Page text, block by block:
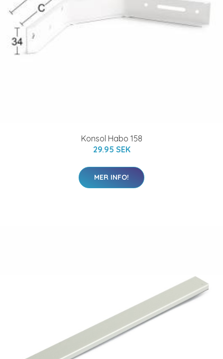
Konsol Habo 158
29.95 SEK
MER INFO!